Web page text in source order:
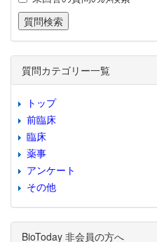
質問カテゴリー一覧
トップ
前臨床
臨床
薬事
アンケート
その他
BioToday 非会員の方へ